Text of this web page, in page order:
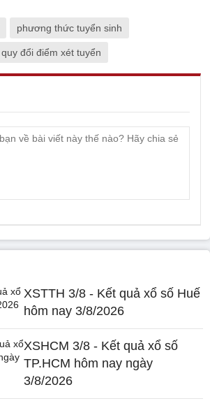
phương thức tuyển sinh
quy đổi điểm xét tuyển
XSTTH 3/8 - Kết quả xổ số Huế
hôm nay 3/8/2026
XSHCM 3/8 - Kết quả xổ số
TP.HCM hôm nay ngày
3/8/2026